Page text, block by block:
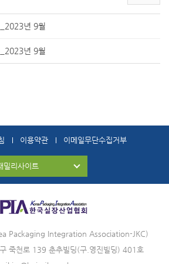
년 9월
년 9월
이용약관 이메일무단수집거부
밀리사이트
Packaging Integration Association-JKC)
죽천로 139 춘추빌딩(구.영진빌딩) 401호